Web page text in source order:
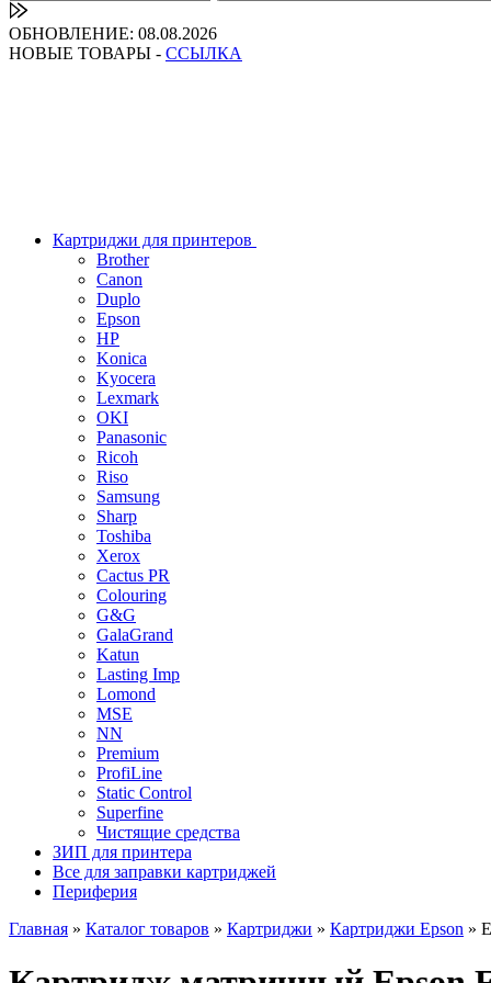
ОБНОВЛЕНИЕ: 08.08.2026
НОВЫЕ ТОВАРЫ - ССЫЛКА
Картриджи для принтеров
Brother
Canon
Duplo
Epson
HP
Konica
Kyocera
Lexmark
OKI
Panasonic
Ricoh
Riso
Samsung
Sharp
Toshiba
Xerox
Cactus PR
Colouring
G&G
GalaGrand
Katun
Lasting Imp
Lomond
MSE
NN
Premium
ProfiLine
Static Control
Superfine
Чистящие средства
ЗИП для принтера
Все для заправки картриджей
Периферия
Главная » Каталог товаров » Картриджи » Картриджи Epson »